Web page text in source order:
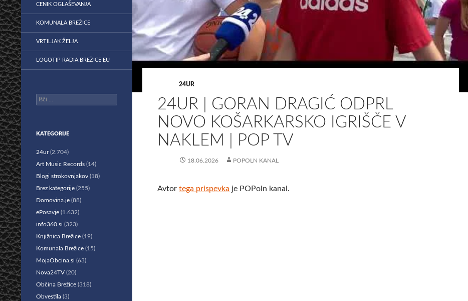
24UR
24UR | GORAN DRAGIĆ ODPRL
NOVO KOŠARKARSKO IGRIŠČE V
NAKLEM | POP TV
18.06.2026 POPOLN KANAL
Avtortega prispevka je POPoln kanal.
CENIK OGLAŠEVANJA
KOMUNALA BREŽICE
VRTILJAK ŽELJA
LOGOTIP RADIA BREŽICE EU
Išči:
KATEGORIJE
24ur(2.704)
Art Music Records (14)
Blogi strokovnjakov (18)
Brez kategorije (255)
Domovina.je (88)
ePosavje (1.632)
info360.si (323)
Knjižnica Brežice (19)
Komunala Brežice (15)
MojaObcina.si (63)
Nova24TV (20)
Občina Brežice (318)
Obvestila (3)